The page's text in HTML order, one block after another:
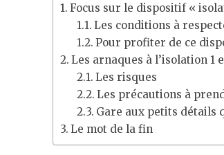
Focus sur le dispositif «
Les conditions à
Pour profiter de ce
Les arnaques à l’isolation 1
Les risques
Les précautions à
Gare aux petits détails
Le mot de la fin